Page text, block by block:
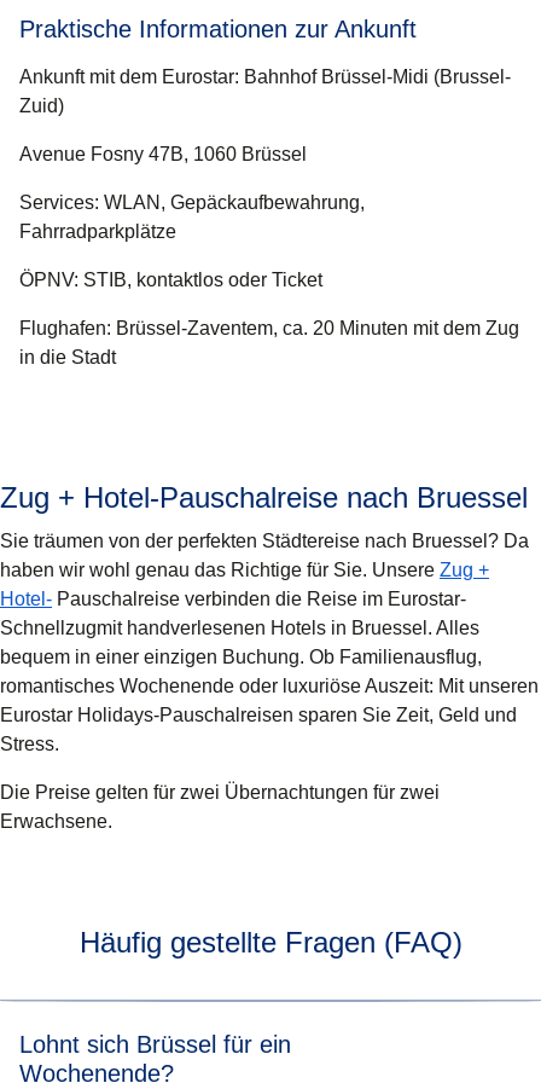
Praktische Informationen zur Ankunft
Ankunft mit dem Eurostar: Bahnhof Brüssel-Midi (Brussel-
Zuid)
Avenue Fosny 47B, 1060 Brüssel
Services: WLAN, Gepäckaufbewahrung,
Fahrradparkplätze
ÖPNV: STIB, kontaktlos oder Ticket
Flughafen: Brüssel-Zaventem, ca. 20 Minuten mit dem Zug
in die Stadt
Zug + Hotel-Pauschalreise nach Bruessel
Sie träumen von der perfekten Städtereise nach Bruessel? Da
haben wir wohl genau das Richtige für Sie. Unsere Zug +
Hotel- Pauschalreise verbinden die Reise im Eurostar-
Schnellzugmit handverlesenen Hotels in Bruessel. Alles
bequem in einer einzigen Buchung. Ob Familienausflug,
romantisches Wochenende oder luxuriöse Auszeit: Mit unseren
Eurostar Holidays-Pauschalreisen sparen Sie Zeit, Geld und
Stress.
Die Preise gelten für zwei Übernachtungen für zwei
Erwachsene.
Häufig gestellte Fragen (FAQ)
Lohnt sich Brüssel für ein
Wochenende?